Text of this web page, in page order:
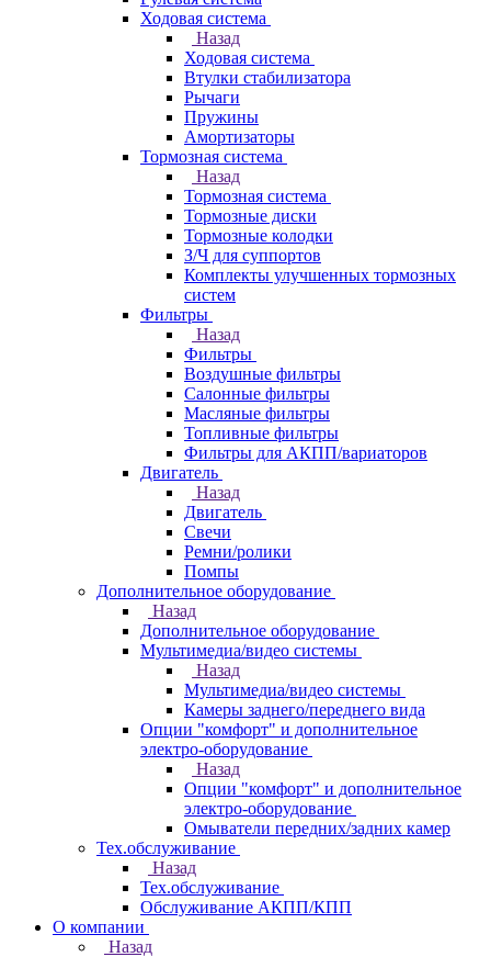
Ходовая система
Назад
Ходовая система
Втулки стабилизатора
Рычаги
Пружины
Амортизаторы
Тормозная система
Назад
Тормозная система
Тормозные диски
Тормозные колодки
З/Ч для суппортов
Комплекты улучшенных тормозных
систем
Фильтры
Назад
Фильтры
Воздушные фильтры
Салонные фильтры
Масляные фильтры
Топливные фильтры
Фильтры для АКПП/вариаторов
Двигатель
Назад
Двигатель
Свечи
Ремни/ролики
Помпы
Дополнительное оборудование
Назад
Дополнительное оборудование
Мультимедиа/видео системы
Назад
Мультимедиа/видео системы
Камеры заднего/переднего вида
Опции "комфорт" и дополнительное
электро-оборудование
Назад
Опции "комфорт" и дополнительное
электро-оборудование
Омыватели передних/задних камер
Тех.обслуживание
Назад
Тех.обслуживание
Обслуживание АКПП/КПП
О компании
Назад